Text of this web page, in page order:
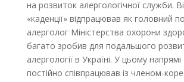
на розвиток алергологічної служби.
«каденції» відпрацював як головний
алерголог Міністерства охорони
багато зробив для подальшого
алергології в Україні. У цьому
постійно співпрацював із членом-